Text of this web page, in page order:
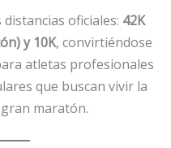
oficiales: 42K
y 10K, convirtiéndose
atletas profesionales
que buscan vivir la
maratón.